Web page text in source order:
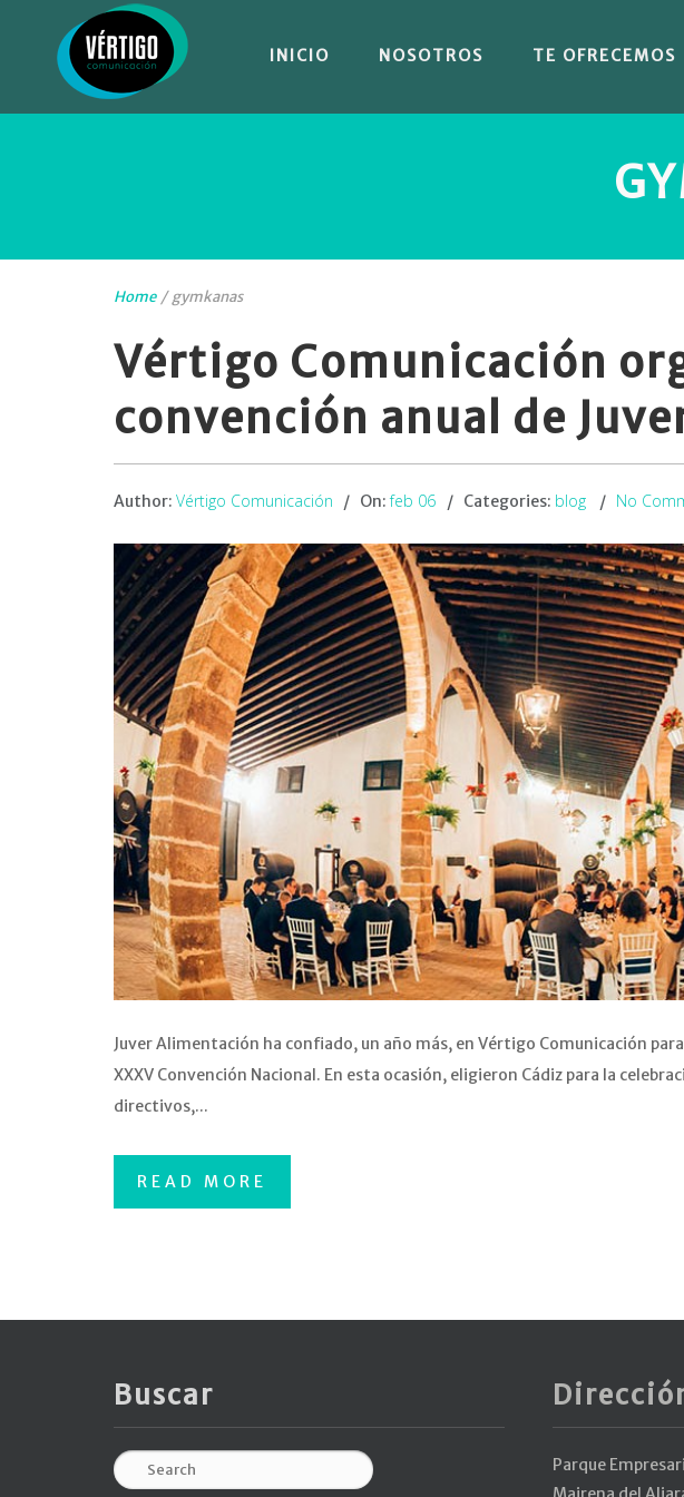
INICIO NOSOTROS TE OFRECEMOS
Home /gymkanas
Vértigo Comunicación
convención anual de
Author: Vértigo Comunicación On:feb 06 Categories: blog No
Juver Alimentación ha confiado, un año más, en Vértigo Comunicación
XXXV Convención Nacional. En esta ocasión, eligieron Cádiz para la
directivos,...
READ MORE
Buscar
Parque